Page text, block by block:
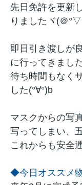
先日免許を更新
りましたヾ(＠
即日引き渡しが
に行ってきまし
待ち時間もなく
した(°∀°)b
マスクからの写
写ってしまい、
これからも安全
◆今日オススメ